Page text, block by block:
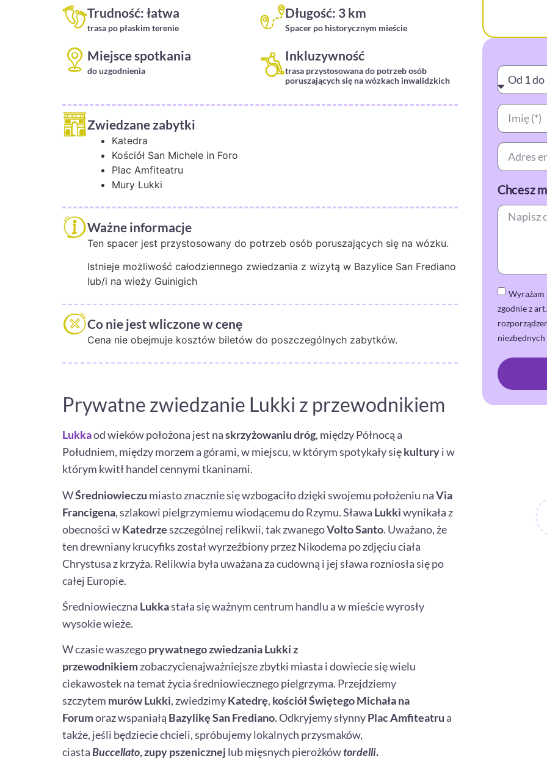
Trudność: łatwa
trasa po płaskim terenie
Długość: 3 km
Spacer po historycznym mieście
Miejsce spotkania
do uzgodnienia
Inkluzywność
trasa przystosowana do potrzeb osób
poruszających się na wózkach inwalidzkich
Zwiedzane zabytki
Katedra
Kościół San Michele in Foro
Plac Amfiteatru
Mury Lukki
Ważne informacje
Ten spacer jest przystosowany do potrzeb osób poruszających się na wózku.
Istnieje możliwość całodziennego zwiedzania z wizytą w Bazylice San Frediano
lub/i na wieży Guinigich
Co nie jest wliczone w cenę
Cena nie obejmuje kosztów biletów do poszczególnych zabytków.
Prywatne zwiedzanie Lukki z przewodnikiem
Lukkaod wieków położona jest naskrzyżowaniu dróg, między Północą a
Południem, między morzem a górami, w miejscu, w którym spotykały siękulturyi w
którym kwitł handel cennymi tkaninami.
WŚredniowieczu miasto znacznie się wzbogaciło dzięki swojemu położeniu naVia
Francigena, szlakowi pielgrzymiemu wiodącemu do Rzymu. Sława Lukkiwynikała z
obecności wKatedrzeszczególnej relikwii, tak zwanegoVolto Santo. Uważano, że
ten drewniany krucyfiks został wyrzeźbiony przez Nikodema po zdjęciu ciała
Chrystusa z krzyża. Relikwia była uważana za cudowną i jej sława rozniosła się po
całej Europie.
Średniowieczna Lukkastała się ważnym centrum handlu a w mieście wyrosły
wysokie wieże.
W czasie waszegoprywatnego zwiedzania Lukkiz
przewodnikiemzobaczycienajważniejsze zbytki miasta i dowiecie się wielu
ciekawostek na temat życia średniowiecznego pielgrzyma. Przejdziemy
szczytem murów Lukki, zwiedzimyKatedrę, kościół Świętego Michała na
Forumoraz wspaniałą Bazylikę San Frediano. Odkryjemy słynnyPlac Amfiteatru a
także, jeśli będziecie chcieli, spróbujemy lokalnych przysmaków,
ciastaBuccellato,zupy pszenicznej lub mięsnych pierożkówtordelli.
Chcesz
Wyrażam
zgodnie z